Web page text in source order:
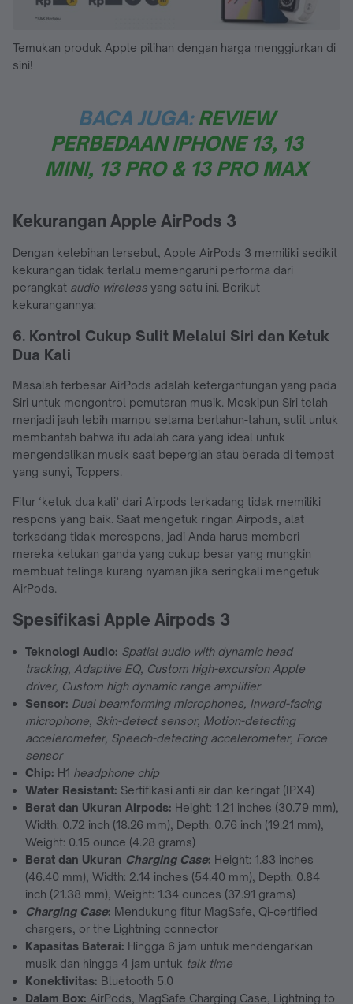
Temukan produk Apple pilihan dengan harga menggiurkan di
sini!
BACA JUGA:REVIEW
PERBEDAAN IPHONE 13, 13
MINI, 13 PRO & 13 PRO MAX
Kekurangan Apple AirPods 3
Dengan kelebihan tersebut, Apple AirPods 3 memiliki sedikit
kekurangan tidak terlalu memengaruhi performa dari
perangkat audio wireless yang satu ini. Berikut
kekurangannya:
6. Kontrol Cukup Sulit Melalui Siri dan Ketuk
Dua Kali
Masalah terbesar AirPods adalah ketergantungan yang pada
Siri untuk mengontrol pemutaran musik. Meskipun Siri telah
menjadi jauh lebih mampu selama bertahun-tahun, sulit untuk
membantah bahwa itu adalah cara yang ideal untuk
mengendalikan musik saat bepergian atau berada di tempat
yang sunyi, Toppers.
Fitur ‘ketuk dua kali’ dari Airpods terkadang tidak memiliki
respons yang baik. Saat mengetuk ringan Airpods, alat
terkadang tidak merespons, jadi Anda harus memberi
mereka ketukan ganda yang cukup besar yang mungkin
membuat telinga kurang nyaman jika seringkali mengetuk
AirPods.
Spesifikasi Apple Airpods 3
Teknologi Audio: Spatial audio with dynamic head
tracking, Adaptive EQ, Custom high-excursion Apple
driver, Custom high dynamic range amplifier
Sensor: Dual beamforming microphones, Inward-facing
microphone, Skin-detect sensor, Motion-detecting
accelerometer, Speech-detecting accelerometer, Force
sensor
Chip: H1 headphone chip
Water Resistant: Sertifikasi anti air dan keringat (IPX4)
Berat dan Ukuran Airpods: Height: 1.21 inches (30.79 mm),
Width: 0.72 inch (18.26 mm), Depth: 0.76 inch (19.21 mm),
Weight: 0.15 ounce (4.28 grams)
Berat dan Ukuran Charging Case: Height: 1.83 inches
(46.40 mm), Width: 2.14 inches (54.40 mm), Depth: 0.84
inch (21.38 mm), Weight: 1.34 ounces (37.91 grams)
Charging Case: Mendukung fitur MagSafe, Qi-certified
chargers, or the Lightning connector
Kapasitas Baterai: Hingga 6 jam untuk mendengarkan
musik dan hingga 4 jam untuk talk time
Konektivitas: Bluetooth 5.0
Dalam Box: AirPods, MagSafe Charging Case, Lightning to